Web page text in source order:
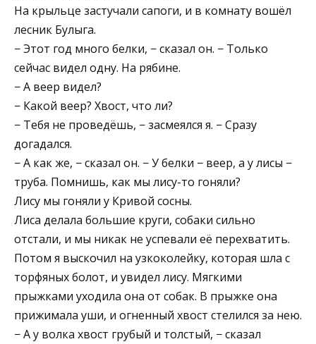
На крыльце застучали сапоги, и в комнату вошёл
лесник Булыга.
− Этот год много белки, − сказал он. − Только
сейчас видел одну. На рябине.
− А веер видел?
− Какой веер? Хвост, что ли?
− Тебя не проведёшь, − засмеялся я. − Сразу
догадался.
− А как же, − сказал он. − У белки − веер, а у лисы −
труба. Помнишь, как мы лису-то гоняли?
Лису мы гоняли у Кривой сосны.
Лиса делала большие круги, собаки сильно
отстали, и мы никак не успевали её перехватить.
Потом я выскочил на узкоколейку, которая шла с
торфяных болот, и увидел лису. Мягкими
прыжками уходила она от собак. В прыжке она
прижимала уши, и огненный хвост стелился за нею.
− А у волка хвост грубый и толстый, − сказал